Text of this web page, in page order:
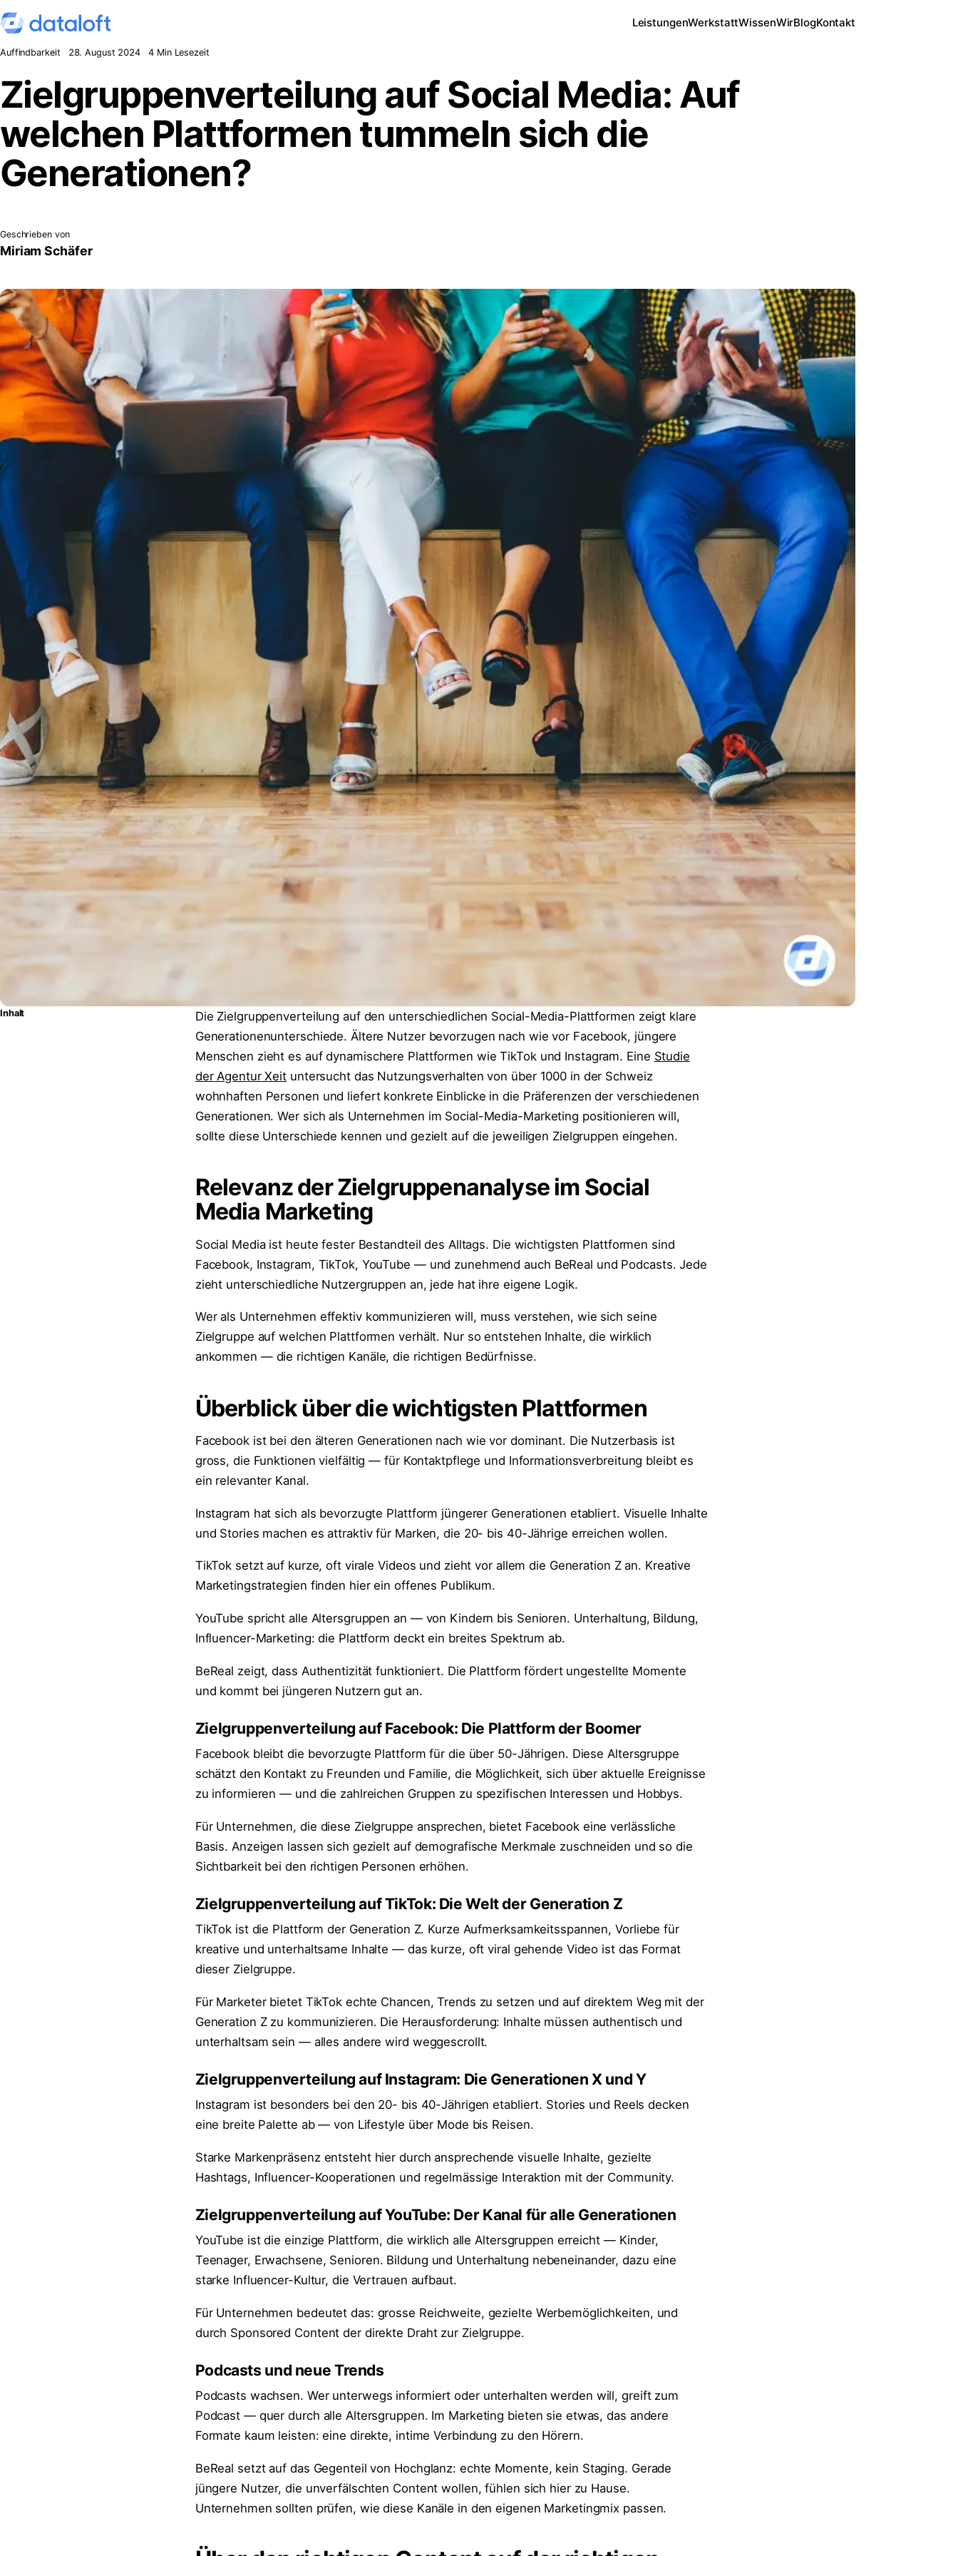
Zum Inhalt springen
LeistungenWerkstattWissenWirBlogKontakt
Auffindbarkeit 28. August 2024 4 Min Lesezeit
Zielgruppenverteilung auf Social Media: Auf
welchen Plattformen tummeln sich die
Generationen?
Geschrieben von
Miriam Schäfer
Inhalt
Die Zielgruppenverteilung auf den unterschiedlichen Social-Media-Plattformen zeigt klare
Generationenunterschiede. Ältere Nutzer bevorzugen nach wie vor Facebook, jüngere
Menschen zieht es auf dynamischere Plattformen wie TikTok und Instagram. Eine Studie
der Agentur Xeit untersucht das Nutzungsverhalten von über 1000 in der Schweiz
wohnhaften Personen und liefert konkrete Einblicke in die Präferenzen der verschiedenen
Generationen. Wer sich als Unternehmen im Social-Media-Marketing positionieren will,
sollte diese Unterschiede kennen und gezielt auf die jeweiligen Zielgruppen eingehen.
Relevanz der Zielgruppenanalyse im Social
Media Marketing
Social Media ist heute fester Bestandteil des Alltags. Die wichtigsten Plattformen sind
Facebook, Instagram, TikTok, YouTube — und zunehmend auch BeReal und Podcasts. Jede
zieht unterschiedliche Nutzergruppen an, jede hat ihre eigene Logik.
Wer als Unternehmen effektiv kommunizieren will, muss verstehen, wie sich seine
Zielgruppe auf welchen Plattformen verhält. Nur so entstehen Inhalte, die wirklich
ankommen — die richtigen Kanäle, die richtigen Bedürfnisse.
Überblick über die wichtigsten Plattformen
Facebook ist bei den älteren Generationen nach wie vor dominant. Die Nutzerbasis ist
gross, die Funktionen vielfältig — für Kontaktpflege und Informationsverbreitung bleibt es
ein relevanter Kanal.
Instagram hat sich als bevorzugte Plattform jüngerer Generationen etabliert. Visuelle Inhalte
und Stories machen es attraktiv für Marken, die 20- bis 40-Jährige erreichen wollen.
TikTok setzt auf kurze, oft virale Videos und zieht vor allem die Generation Z an. Kreative
Marketingstrategien finden hier ein offenes Publikum.
YouTube spricht alle Altersgruppen an — von Kindern bis Senioren. Unterhaltung, Bildung,
Influencer-Marketing: die Plattform deckt ein breites Spektrum ab.
BeReal zeigt, dass Authentizität funktioniert. Die Plattform fördert ungestellte Momente
und kommt bei jüngeren Nutzern gut an.
Zielgruppenverteilung auf Facebook: Die Plattform der Boomer
Facebook bleibt die bevorzugte Plattform für die über 50-Jährigen. Diese Altersgruppe
schätzt den Kontakt zu Freunden und Familie, die Möglichkeit, sich über aktuelle Ereignisse
zu informieren — und die zahlreichen Gruppen zu spezifischen Interessen und Hobbys.
Für Unternehmen, die diese Zielgruppe ansprechen, bietet Facebook eine verlässliche
Basis. Anzeigen lassen sich gezielt auf demografische Merkmale zuschneiden und so die
Sichtbarkeit bei den richtigen Personen erhöhen.
Zielgruppenverteilung auf TikTok: Die Welt der Generation Z
TikTok ist die Plattform der Generation Z. Kurze Aufmerksamkeitsspannen, Vorliebe für
kreative und unterhaltsame Inhalte — das kurze, oft viral gehende Video ist das Format
dieser Zielgruppe.
Für Marketer bietet TikTok echte Chancen, Trends zu setzen und auf direktem Weg mit der
Generation Z zu kommunizieren. Die Herausforderung: Inhalte müssen authentisch und
unterhaltsam sein — alles andere wird weggescrollt.
Zielgruppenverteilung auf Instagram: Die Generationen X und Y
Instagram ist besonders bei den 20- bis 40-Jährigen etabliert. Stories und Reels decken
eine breite Palette ab — von Lifestyle über Mode bis Reisen.
Starke Markenpräsenz entsteht hier durch ansprechende visuelle Inhalte, gezielte
Hashtags, Influencer-Kooperationen und regelmässige Interaktion mit der Community.
Zielgruppenverteilung auf YouTube: Der Kanal für alle Generationen
YouTube ist die einzige Plattform, die wirklich alle Altersgruppen erreicht — Kinder,
Teenager, Erwachsene, Senioren. Bildung und Unterhaltung nebeneinander, dazu eine
starke Influencer-Kultur, die Vertrauen aufbaut.
Für Unternehmen bedeutet das: grosse Reichweite, gezielte Werbemöglichkeiten, und
durch Sponsored Content der direkte Draht zur Zielgruppe.
Podcasts und neue Trends
Podcasts wachsen. Wer unterwegs informiert oder unterhalten werden will, greift zum
Podcast — quer durch alle Altersgruppen. Im Marketing bieten sie etwas, das andere
Formate kaum leisten: eine direkte, intime Verbindung zu den Hörern.
BeReal setzt auf das Gegenteil von Hochglanz: echte Momente, kein Staging. Gerade
jüngere Nutzer, die unverfälschten Content wollen, fühlen sich hier zu Hause.
Unternehmen sollten prüfen, wie diese Kanäle in den eigenen Marketingmix passen.